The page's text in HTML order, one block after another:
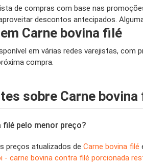
de compras com base nas
descontos antecipados.
Carne bovina filé
em várias redes varejistas,
compra.
sobre Carne bovina
filé pelo menor preço?
preços atualizados de Carne bovina filé
- carne bovina contra filé porcionada